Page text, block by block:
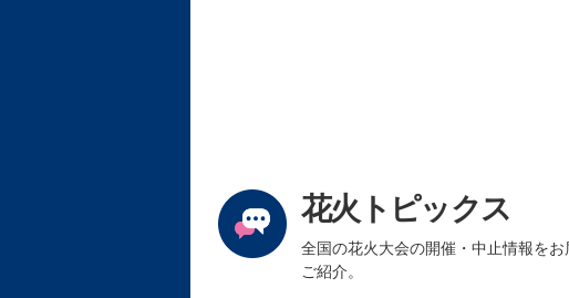
花火トピックス
全国の花火大会の開催・中止情報を
ご紹介。